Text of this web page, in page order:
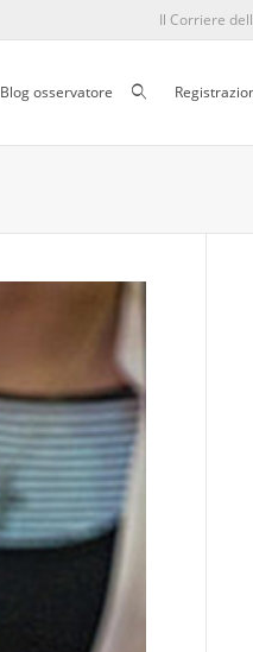
Il Corriere
Blog osservatore Cerca